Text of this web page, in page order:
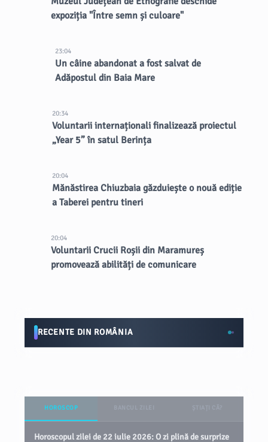
expoziția "Între semn și culoare"
23:04
Un câine abandonat a fost salvat de
Adăpostul din Baia Mare
20:34
Voluntarii internaționali finalizează proiectul
„Year 5” în satul Berința
20:04
Mănăstirea Chiuzbaia găzduiește o nouă ediție
a Taberei pentru tineri
20:04
Voluntarii Crucii Roșii din Maramureș
promovează abilități de comunicare
RECENTE DIN ROMÂNIA
HOROSCOP
Horoscopul zilei de 22 iulie 2026: O zi plină de surprize